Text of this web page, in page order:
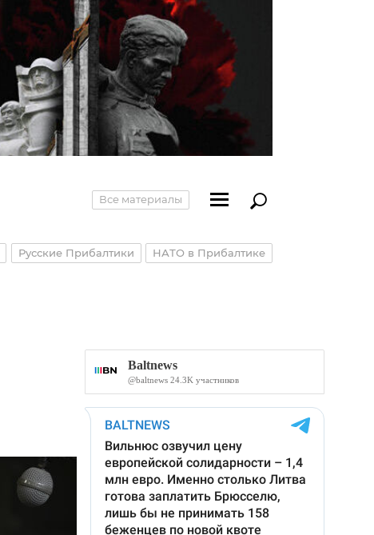
Все материалы
Русские Прибалтики НАТО в Прибалтике